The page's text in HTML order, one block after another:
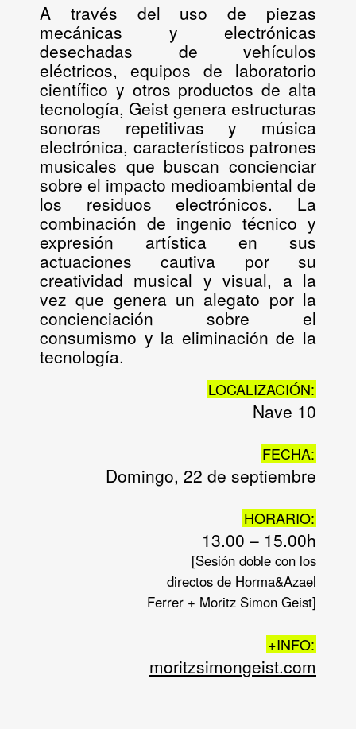
A través del uso de piezas
mecánicas y electrónicas
desechadas de vehículos
eléctricos, equipos de laboratorio
científico y otros productos de alta
tecnología, Geist genera estructuras
sonoras repetitivas y música
electrónica, característicos patrones
musicales que buscan concienciar
sobre el impacto medioambiental de
los residuos electrónicos. La
combinación de ingenio técnico y
expresión artística en sus
actuaciones cautiva por su
creatividad musical y visual, a la
vez que genera un alegato por la
concienciación sobre el
consumismo y la eliminación de la
tecnología.
LOCALIZACIÓN:
Nave 10
FECHA:
Domingo, 22 de septiembre
HORARIO:
13.00 – 15.00h
[Sesión doble con los
directos de Horma&Azael
Ferrer + Moritz Simon Geist]
+INFO:
moritzsimongeist.com